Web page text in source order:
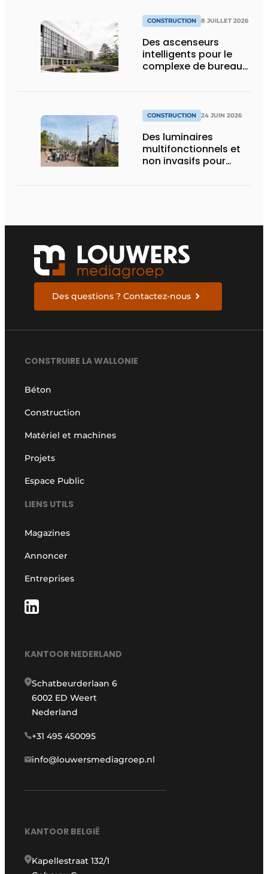
CONSTRUCTION 8 JUILLET 2026
Des ascenseurs
intelligents pour le
complexe de bureaux
CONSTRUCTION 24 JUIN 2026
Des luminaires
multifonctionnels et
non invasifs pour
Des questions ? Contactez-nous
CONSTRUIRE LA WALLONIE
Béton
Construction
Matériel et machines
Projets
Espace Public
LIENS UTILS
Magazines
Annoncer
Entreprises
KANTOOR NEDERLAND
Schatbeurderlaan 6
6002 ED Weert
Nederland
+31 495 450095
info@louwersmediagroep.nl
KANTOOR BELGIË
Kapellestraat 132/1